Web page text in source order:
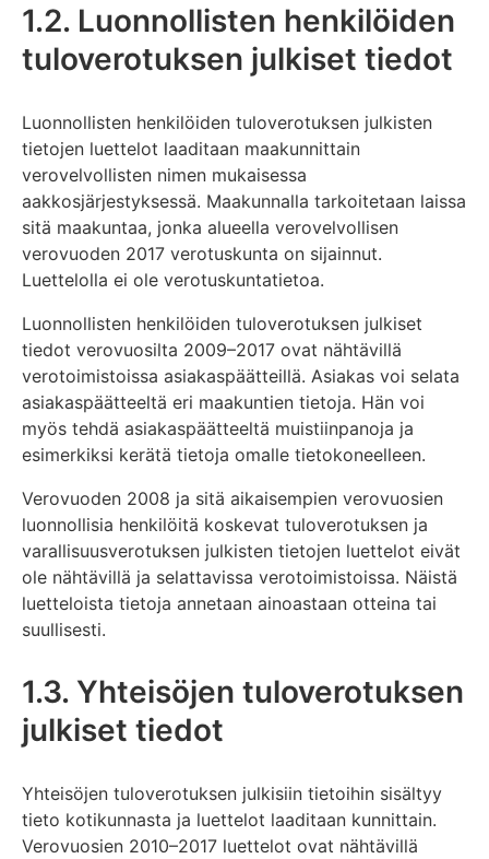
1.2. Luonnollisten henkilöiden
tuloverotuksen julkiset tiedot
Luonnollisten henkilöiden tuloverotuksen julkisten
tietojen luettelot laaditaan maakunnittain
verovelvollisten nimen mukaisessa
aakkosjärjestyksessä. Maakunnalla tarkoitetaan laissa
sitä maakuntaa, jonka alueella verovelvollisen
verovuoden 2017 verotuskunta on sijainnut.
Luettelolla ei ole verotuskuntatietoa.
Luonnollisten henkilöiden tuloverotuksen julkiset
tiedot verovuosilta 2009–2017 ovat nähtävillä
verotoimistoissa asiakaspäätteillä. Asiakas voi selata
asiakaspäätteeltä eri maakuntien tietoja. Hän voi
myös tehdä asiakaspäätteeltä muistiinpanoja ja
esimerkiksi kerätä tietoja omalle tietokoneelleen.
Verovuoden 2008 ja sitä aikaisempien verovuosien
luonnollisia henkilöitä koskevat tuloverotuksen ja
varallisuusverotuksen julkisten tietojen luettelot eivät
ole nähtävillä ja selattavissa verotoimistoissa. Näistä
luetteloista tietoja annetaan ainoastaan otteina tai
suullisesti.
1.3. Yhteisöjen tuloverotuksen
julkiset tiedot
Yhteisöjen tuloverotuksen julkisiin tietoihin sisältyy
tieto kotikunnasta ja luettelot laaditaan kunnittain.
Verovuosien 2010–2017 luettelot ovat nähtävillä